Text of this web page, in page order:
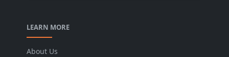
LEARN MORE
About Us